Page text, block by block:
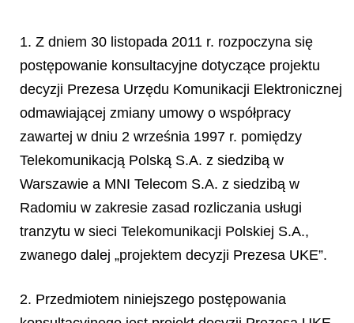
1. Z dniem 30 listopada 2011 r. rozpoczyna się
postępowanie konsultacyjne dotyczące projektu
decyzji Prezesa Urzędu Komunikacji Elektronicznej
odmawiającej zmiany umowy o współpracy
zawartej w dniu 2 września 1997 r. pomiędzy
Telekomunikacją Polską S.A. z siedzibą w
Warszawie a MNI Telecom S.A. z siedzibą w
Radomiu w zakresie zasad rozliczania usługi
tranzytu w sieci Telekomunikacji Polskiej S.A.,
zwanego dalej „projektem decyzji Prezesa UKE”.
2. Przedmiotem niniejszego postępowania